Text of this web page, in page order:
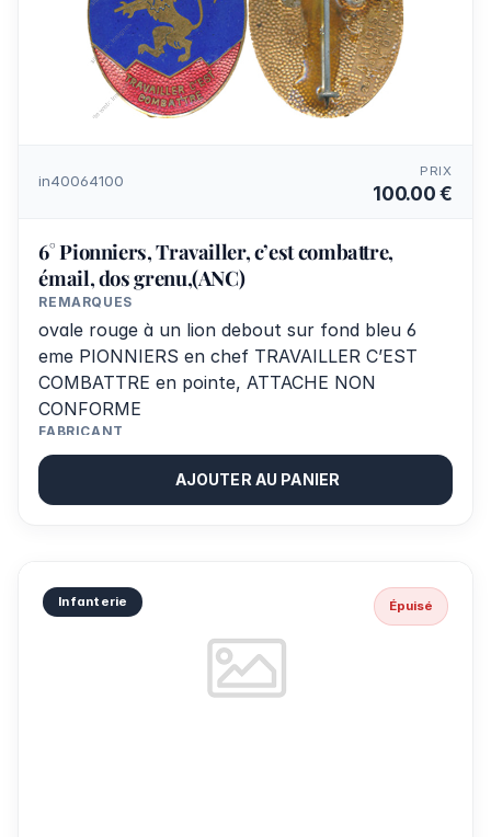
in40064100
PRIX
100.00 €
6° Pionniers, Travailler, c’est combattre,
émail, dos grenu,(ANC)
REMARQUES
ovale rouge à un lion debout sur fond bleu 6
eme PIONNIERS en chef TRAVAILLER C’EST
COMBATTRE en pointe, ATTACHE NON
CONFORME
FABRICANT
A.Augis St.B.
AJOUTER AU PANIER
Infanterie Épuisé